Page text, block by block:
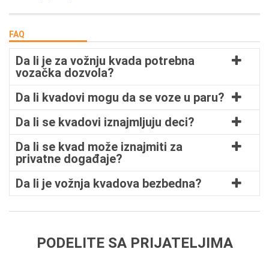
FAQ
Da li je za vožnju kvada potrebna
vozačka dozvola?
Da li kvadovi mogu da se voze u paru?
Da li se kvadovi iznajmljuju deci?
Da li se kvad može iznajmiti za
privatne događaje?
Da li je vožnja kvadova bezbedna?
PODELITE SA PRIJATELJIMA